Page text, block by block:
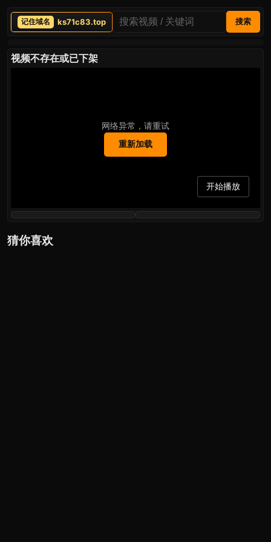
ks71c83.top 搜索
视频不存在或已下架
网络异常，请重试
重新加载
开始播放
猜你喜欢